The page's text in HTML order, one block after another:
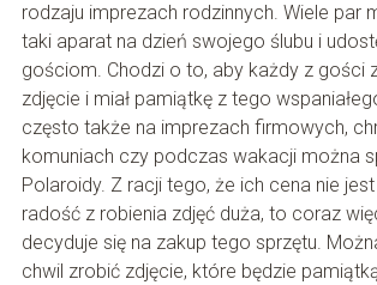
rodzaju imprezach rodzinnych. Wiele par
taki aparat na dzień swojego ślubu i
gościom. Chodzi o to, aby każdy z gości
zdjęcie i miał pamiątkę z tego
często także na imprezach firmowych,
komuniach czy podczas wakacji można
Polaroidy. Z racji tego, że ich cena nie
radość z robienia zdjęć duża, to coraz
decyduje się na zakup tego sprzętu.
chwil zrobić zdjęcie, które będzie